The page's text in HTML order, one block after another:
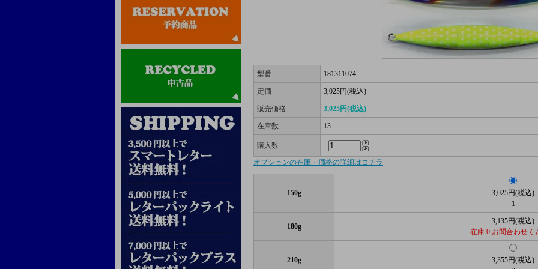
型番 181311074
定価 3,025円(税込)
販売価格 3,025円(税込)
在庫数 13
購入数
オプションの在庫・価格の詳細はコチラ
150g
3,025円(税込)
1
180g
3,135円(税込)
在庫 0 お問合わせく
210g
3,355円(税込)